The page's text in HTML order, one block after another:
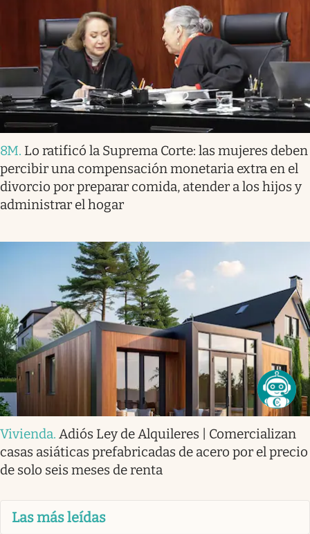
8M. Lo ratificó la Suprema Corte: las mujeres deben
percibir una compensación monetaria extra en el
divorcio por preparar comida, atender a los hijos y
administrar el hogar
Vivienda. Adiós Ley de Alquileres | Comercializan
casas asiáticas prefabricadas de acero por el precio
de solo seis meses de renta
Las más leídas